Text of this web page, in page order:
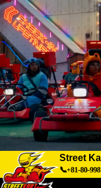
Street
📞+81-80-